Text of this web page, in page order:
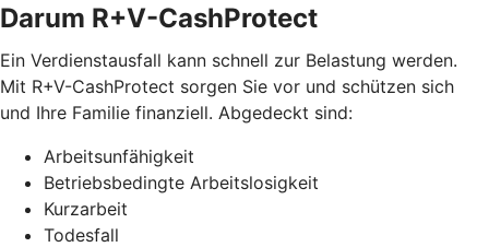
Darum R+V-CashProtect
Ein Verdienstausfall kann schnell zur Belastung werden.
Mit R+V-CashProtect sorgen Sie vor und schützen sich
und Ihre Familie finanziell. Abgedeckt sind:
Arbeitsunfähigkeit
Betriebsbedingte Arbeitslosigkeit
Kurzarbeit
Todesfall